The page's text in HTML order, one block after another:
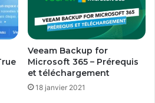
Veeam Backup for
Microsoft 365 – Prérequis
et téléchargement
18 janvier 2021